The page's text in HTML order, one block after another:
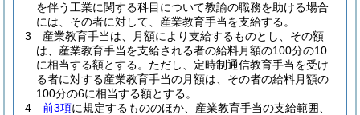
を伴う工業に関する科目について教諭の職務を助ける場合
には、その者に対して、産業教育手当を支給する。
3
産業教育手当は、月額により支給するものとし、その額
は、産業教育手当を支給される者の給料月額の100分の10
に相当する額とする。 ただし、定時制通信教育手当を受け
る者に対する産業教育手当の月額は、その者の給料月額の
100分の6に相当する額とする。
4
前3項に規定するもののほか、産業教育手当の支給範囲、